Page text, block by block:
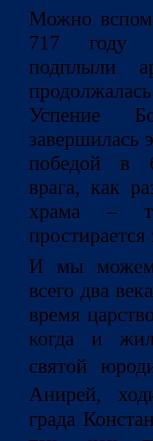
Можно
717 году
подплыли
Успение
завершилась
победой в
врага, как
храма –
И мы можем
всего два
время
когда и
святой
Анирей,
града